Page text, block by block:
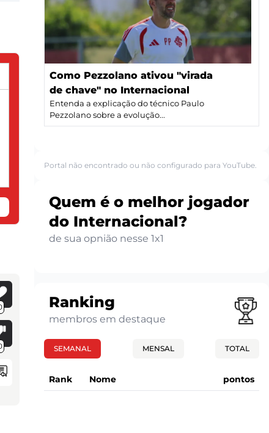
Como Pezzolano ativou "virada
de chave" no Internacional
Entenda a explicação do técnico Paulo
Pezzolano sobre a evolução...
Portal não encontrado ou não configurado para YouTube.
Quem é o melhor jogador
do Internacional?
de sua opnião nesse 1x1
Ranking
membros em destaque
SEMANAL MENSAL TOTAL
Rank Nome pontos